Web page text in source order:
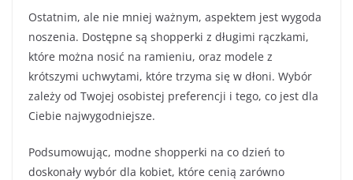
Ostatnim, ale nie mniej ważnym, aspektem jest wygoda
noszenia. Dostępne są shopperki z długimi rączkami,
które można nosić na ramieniu, oraz modele z
krótszymi uchwytami, które trzyma się w dłoni. Wybór
zależy od Twojej osobistej preferencji i tego, co jest dla
Ciebie najwygodniejsze.
Podsumowując, modne shopperki na co dzień to
doskonały wybór dla kobiet, które cenią zarówno